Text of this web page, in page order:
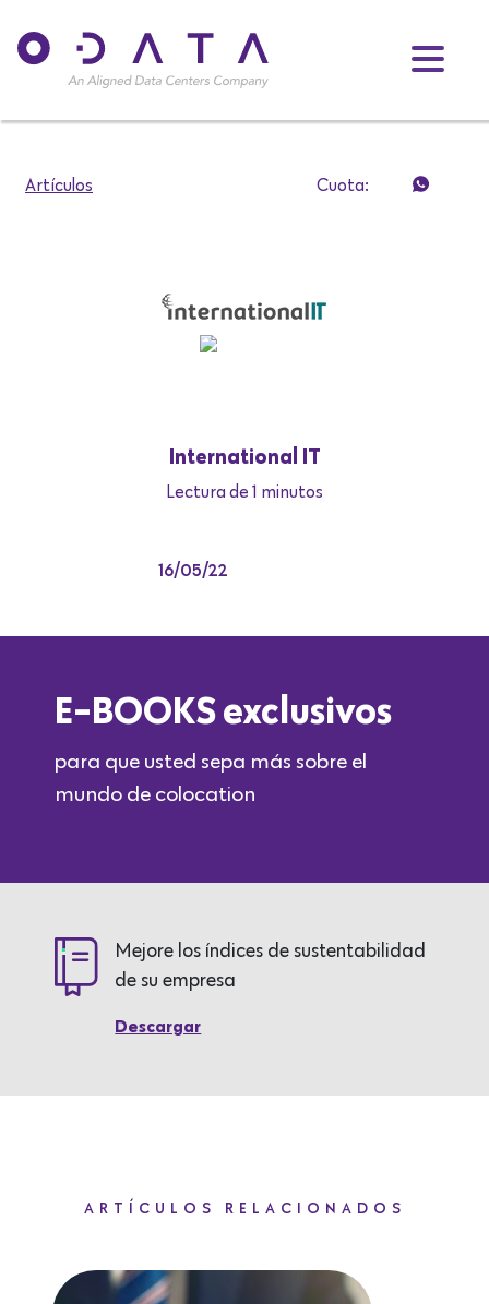
Artículos Cuota:
International IT
Lectura de 1 minutos
16/05/22
E-BOOKS exclusivos
para que usted sepa más sobre el
mundo de colocation
Mejore los índices de sustentabilidad
de su empresa
Descargar
ARTÍCULOS RELACIONADOS